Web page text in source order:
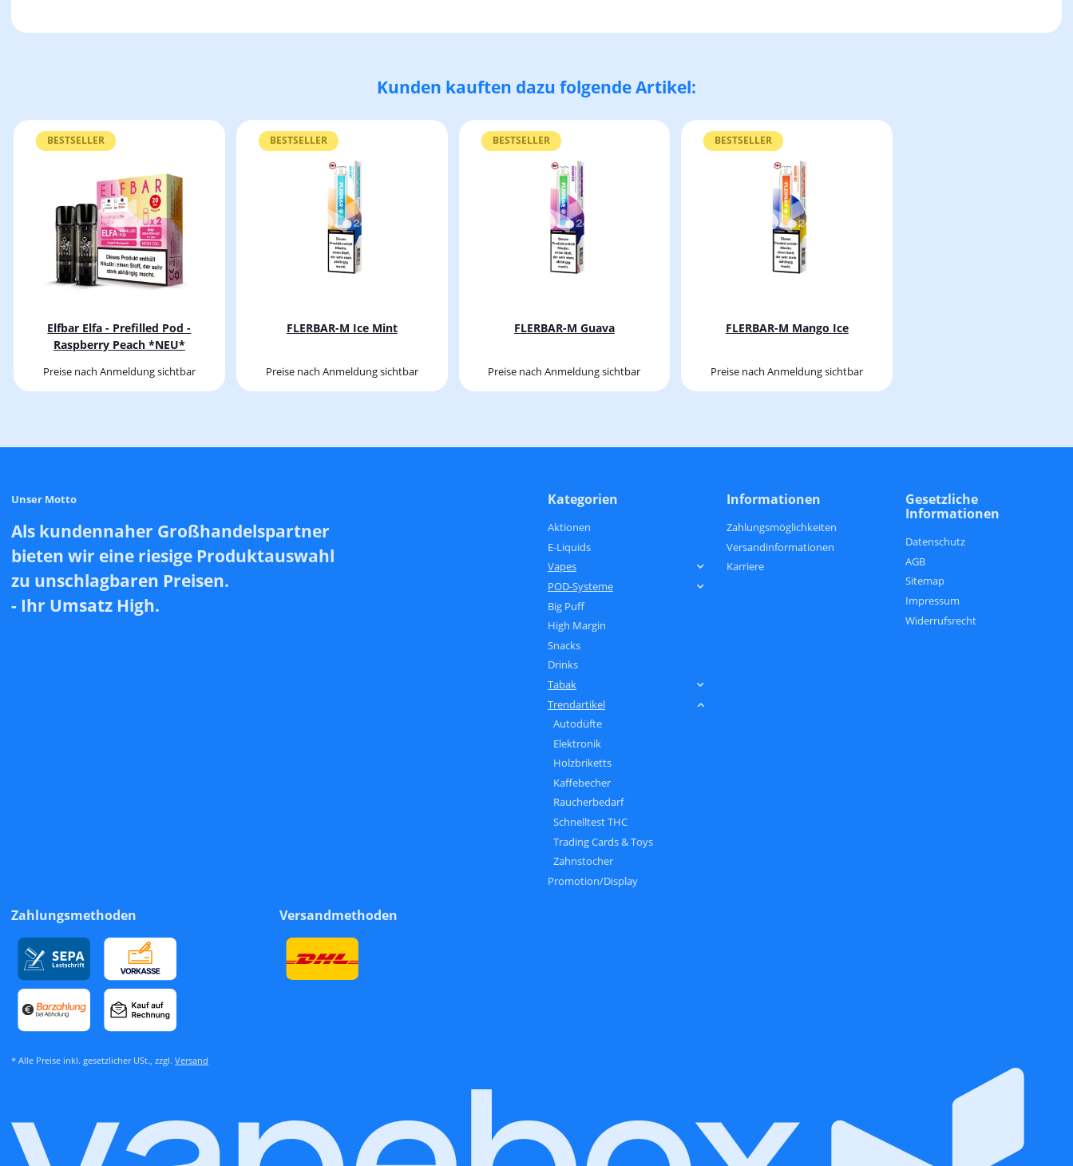
Kunden kauften dazu folgende Artikel:
BESTSELLER
Elfbar Elfa - Prefilled Pod -
Raspberry Peach *NEU*
Preise nach Anmeldung sichtbar
BESTSELLER
FLERBAR-M Ice Mint
Preise nach Anmeldung sichtbar
BESTSELLER
FLERBAR-M Guava
Preise nach Anmeldung sichtbar
BESTSELLER
FLERBAR-M Mango Ice
Preise nach Anmeldung sichtbar
Unser Motto
Als kundennaher Großhandelspartner
bieten wir eine riesige Produktauswahl
zu unschlagbaren Preisen.
- Ihr Umsatz High.
Kategorien
Aktionen
E-Liquids
Vapes
POD-Systeme
Big Puff
High Margin
Snacks
Drinks
Tabak
Trendartikel
Autodüfte
Elektronik
Holzbriketts
Kaffebecher
Raucherbedarf
Schnelltest THC
Trading Cards & Toys
Zahnstocher
Promotion/Display
Informationen
Zahlungsmöglichkeiten
Versandinformationen
Karriere
Gesetzliche
Informationen
Datenschutz
AGB
Sitemap
Impressum
Widerrufsrecht
Zahlungsmethoden Versandmethoden
* Alle Preise inkl. gesetzlicher USt., zzgl. Versand